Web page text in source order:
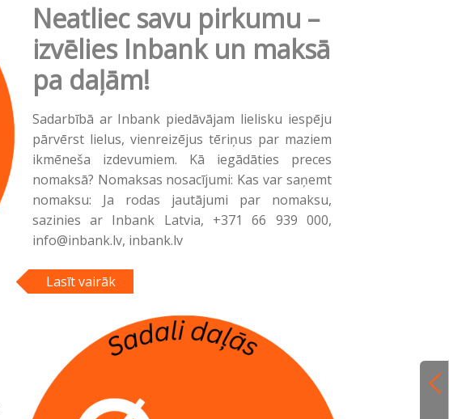
Neatliec savu pirkumu –
izvēlies Inbank un maksā
pa daļām!
Sadarbībā ar Inbank piedāvājam lielisku iespēju
pārvērst lielus, vienreizējus tēriņus par maziem
ikmēneša izdevumiem. Kā iegādāties preces
nomaksā? Nomaksas nosacījumi: Kas var saņemt
nomaksu: Ja rodas jautājumi par nomaksu,
sazinies ar Inbank Latvia, +371 66 939 000,
info@inbank.lv, inbank.lv
Lasīt vairāk